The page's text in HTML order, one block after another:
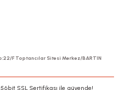
F Toptancılar Sitesi Merkez/BARTIN
SSL Sertifikası ile güvende!